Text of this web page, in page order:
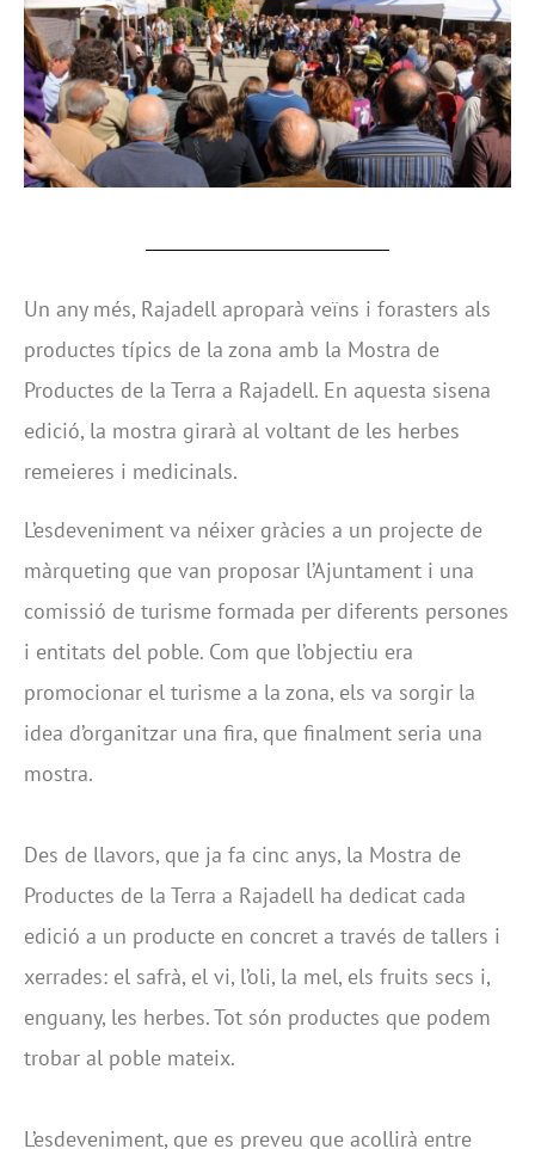
Un any més, Rajadell aproparà veïns i forasters als
productes típics de la zona amb la Mostra de
Productes de la Terra a Rajadell. En aquesta sisena
edició, la mostra girarà al voltant de les herbes
remeieres i medicinals.
L’esdeveniment va néixer gràcies a un projecte de
màrqueting que van proposar l’Ajuntament i una
comissió de turisme formada per diferents persones
i entitats del poble. Com que l’objectiu era
promocionar el turisme a la zona, els va sorgir la
idea d’organitzar una fira, que finalment seria una
mostra.
Des de llavors, que ja fa cinc anys, la Mostra de
Productes de la Terra a Rajadell ha dedicat cada
edició a un producte en concret a través de tallers i
xerrades: el safrà, el vi, l’oli, la mel, els fruits secs i,
enguany, les herbes. Tot són productes que podem
trobar al poble mateix.
L’esdeveniment, que es preveu que acollirà entre